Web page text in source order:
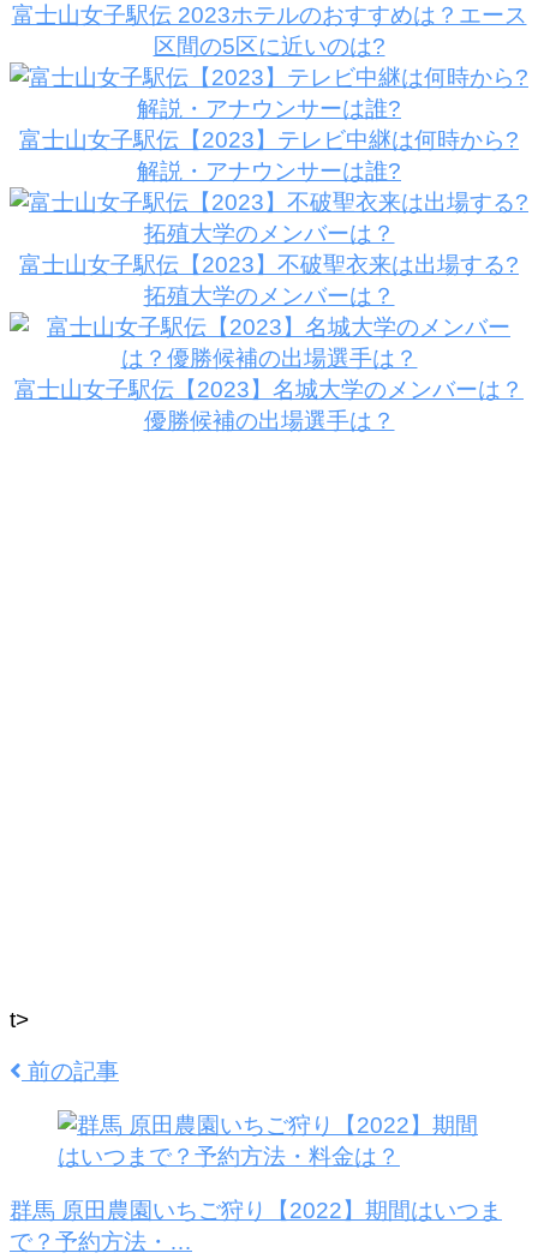
富士山女子駅伝 2023ホテルのおすすめは？エース
区間の5区に近いのは?
富士山女子駅伝【2023】テレビ中継は何時から?
解説・アナウンサーは誰?
富士山女子駅伝【2023】不破聖衣来は出場する?
拓殖大学のメンバーは？
富士山女子駅伝【2023】名城大学のメンバーは？
優勝候補の出場選手は？
t>
前の記事
群馬 原田農園いちご狩り【2022】期間はいつま
で？予約方法・…